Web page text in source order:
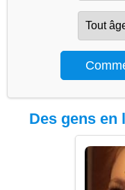
Des gens en